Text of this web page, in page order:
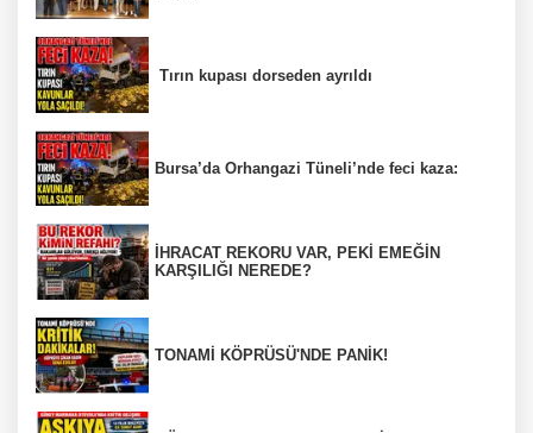
Tırın kupası dorseden ayrıldı
Bursa’da Orhangazi Tüneli’nde feci kaza:
İHRACAT REKORU VAR, PEKİ EMEĞİN
KARŞILIĞI NEREDE?
TONAMİ KÖPRÜSÜ'NDE PANİK!